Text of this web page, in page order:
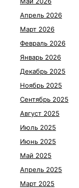
Апрель 2026
Март 2026
Февраль 2026
Январь 2026
Декабрь 2025
Ноябрь 2025
Сентябрь 2025
Август 2025
Июль 2025
Июнь 2025
Май 2025
Апрель 2025
Март 2025